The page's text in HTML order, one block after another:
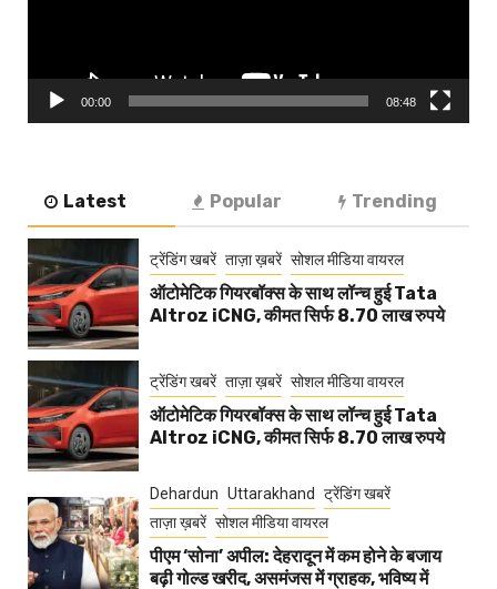
00:00 08:48
Latest Popular Trending
ट्रेंडिंग खबरें ताज़ा ख़बरें सोशल मीडिया वायरल
ऑटोमेटिक गियरबॉक्स के साथ लॉन्च हुई Tata
Altroz iCNG, कीमत सिर्फ 8.70 लाख रुपये
ट्रेंडिंग खबरें ताज़ा ख़बरें सोशल मीडिया वायरल
ऑटोमेटिक गियरबॉक्स के साथ लॉन्च हुई Tata
Altroz iCNG, कीमत सिर्फ 8.70 लाख रुपये
Dehardun Uttarakhand
ट्रेंडिंग खबरें
ताज़ा ख़बरें सोशल मीडिया वायरल
पीएम ‘सोना’ अपील: देहरादून में कम होने के बजाय
बढ़ी गोल्ड खरीद, असमंजस में ग्राहक, भविष्य में